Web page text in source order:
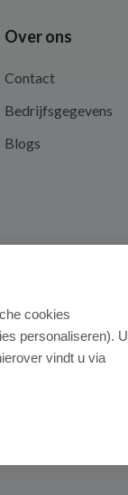
Over ons
Contact
Bedrijfsgegevens
Blogs
cookies
personaliseren). U
vindt u via